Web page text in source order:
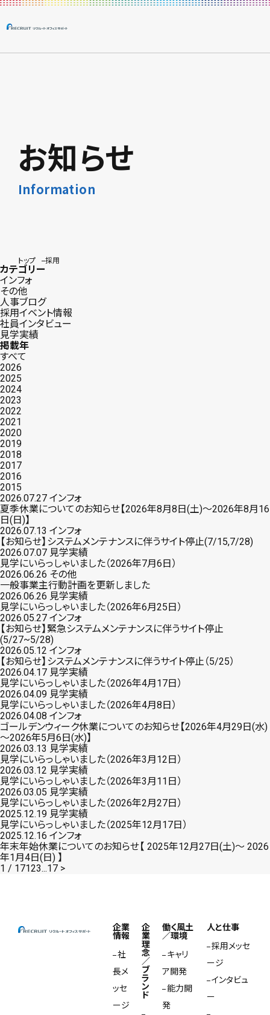
お知らせ
Information
トップ 採用
カテゴリー
インフォ
その他
人事ブログ
採用イベント情報
社員インタビュー
見学実績
掲載年
すべて
2026
2025
2024
2023
2022
2021
2020
2019
2018
2017
2016
2015
2026.07.27 インフォ
夏季休業についてのお知らせ【2026年8月8日(土)〜2026年8月16
日(日)】
2026.07.13 インフォ
【お知らせ】システムメンテナンスに伴うサイト停止(7/15,7/28)
2026.07.07 見学実績
見学にいらっしゃいました（2026年7月6日）
2026.06.26 その他
一般事業主行動計画を更新しました
2026.06.26 見学実績
見学にいらっしゃいました（2026年6月25日）
2026.05.27 インフォ
【お知らせ】緊急システムメンテナンスに伴うサイト停止
(5/27~5/28)
2026.05.12 インフォ
【お知らせ】システムメンテナンスに伴うサイト停止（5/25）
2026.04.17 見学実績
見学にいらっしゃいました（2026年4月17日）
2026.04.09 見学実績
見学にいらっしゃいました（2026年4月8日）
2026.04.08 インフォ
ゴールデンウィーク休業についてのお知らせ【2026年4月29日(水)
～2026年5月6日(水)】
2026.03.13 見学実績
見学にいらっしゃいました（2026年3月12日）
2026.03.12 見学実績
見学にいらっしゃいました（2026年3月11日）
2026.03.05 見学実績
見学にいらっしゃいました（2026年2月27日）
2025.12.19 見学実績
見学にいらっしゃいました（2025年12月17日）
2025.12.16 インフォ
年末年始休業についてのお知らせ【 2025年12月27日(土)～ 2026
年1月4日(日) 】
1 / 17123...17 >
企業
情報
社
長メ
ッセ
ージ
企
業
理
念
／
ブ
ラ
ン
ド
働く風土
／環境
キャリ
ア開発
能力開
発
人と仕事
採用メッセ
ージ
インタビュ
ー